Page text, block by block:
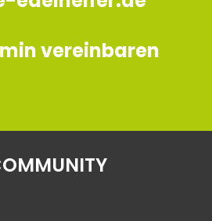
vereinbaren